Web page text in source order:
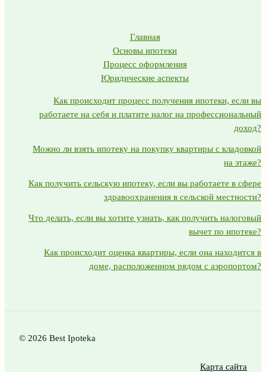
Главная
Основы ипотеки
Процесс оформления
Юридические аспекты
Как происходит процесс получения ипотеки, если вы
работаете на себя и платите налог на профессиональный
доход?
Можно ли взять ипотеку на покупку квартиры с кладовкой
на этаже?
Как получить сельскую ипотеку, если вы работаете в сфере
здравоохранения в сельской местности?
Что делать, если вы хотите узнать, как получить налоговый
вычет по ипотеке?
Как происходит оценка квартиры, если она находится в
доме, расположенном рядом с аэропортом?
© 2026 Best Ipoteka
Карта сайта